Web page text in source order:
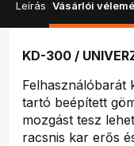
Leírás Vásárlói
KD-300 /
Felhasználóbarát
tartó beépített
mozgást tesz
racsnis kar erős